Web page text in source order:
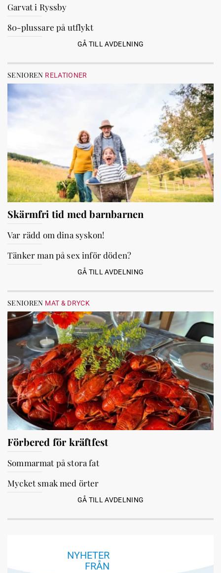
Garvat i Ryssby
80-plussare på utflykt
GÅ TILL AVDELNING
SENIOREN RELATIONER
Skärmfri tid med barnbarnen
Var rädd om dina syskon!
Tänker man på sex inför döden?
GÅ TILL AVDELNING
SENIOREN MAT & DRYCK
Förbered för kräftfest
Sommarmat på stora fat
Mycket smak med örter
GÅ TILL AVDELNING
NYHETER
FRÅN